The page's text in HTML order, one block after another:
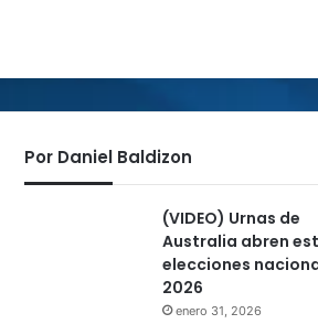
Por Daniel Baldizon
(VIDEO) Urnas de
Australia abren
elecciones
2026
enero 31, 2026